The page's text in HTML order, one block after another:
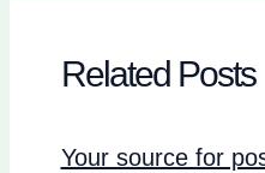
Related Posts
Your source for